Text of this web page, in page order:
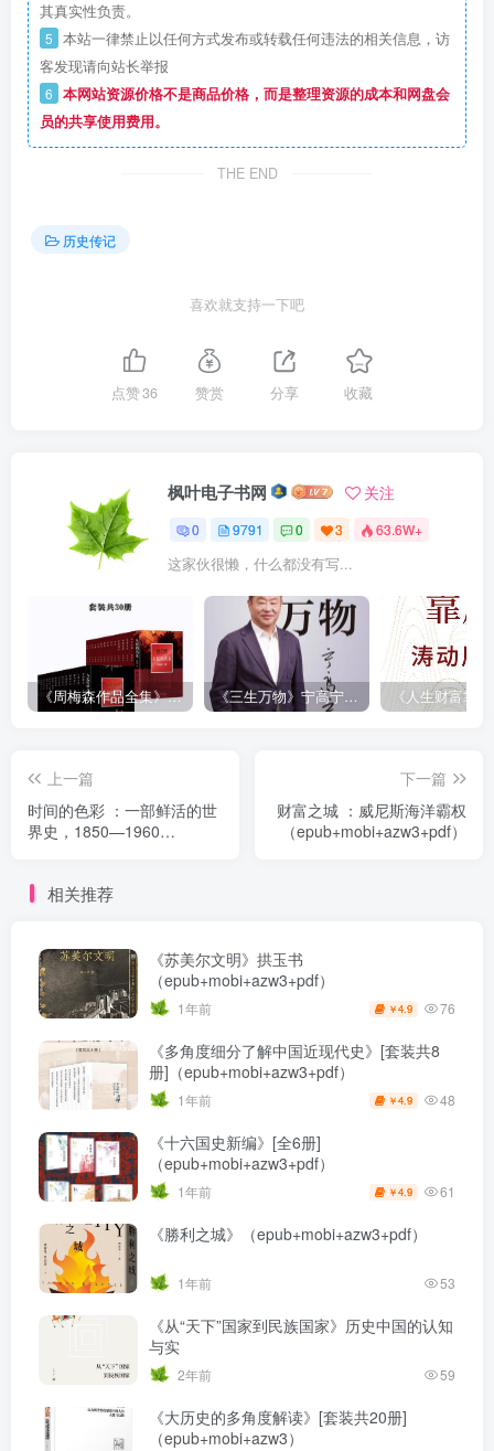
其真实性负责。
5 本站一律禁止以任何方式发布或转载任何违法的相关信息，访
客发现请向站长举报
6 本网站资源价格不是商品价格，而是整理资源的成本和网盘会
员的共享使用费用。
THE END
历史传记
喜欢就支持一下吧
点赞36 赞赏 分享 收藏
枫叶电子书网 关注
0 9791 0 3 63.6W+
这家伙很懒，什么都没有写...
《周梅森作品全集》[共30册] 《三生万物》宁高宁（epub+mobi+azw3+pdf）
上一篇
时间的色彩 ：一部鲜活的世
界史，1850—1960
下一篇
财富之城 ：威尼斯海洋霸权
（epub+mobi+azw3+pdf）
相关推荐
《苏美尔文明》拱玉书
（epub+mobi+azw3+pdf）
1年前 ￥4.9 76
《多角度细分了解中国近现代史》[套装共8
册]（epub+mobi+azw3+pdf）
1年前 ￥4.9 48
《十六国史新编》[全6册]
（epub+mobi+azw3+pdf）
1年前 ￥4.9 61
《勝利之城》（epub+mobi+azw3+pdf）
1年前 53
《从“天下”国家到民族国家》历史中国的认知
与实
2年前 59
《大历史的多角度解读》[套装共20册]
（epub+mobi+azw3）